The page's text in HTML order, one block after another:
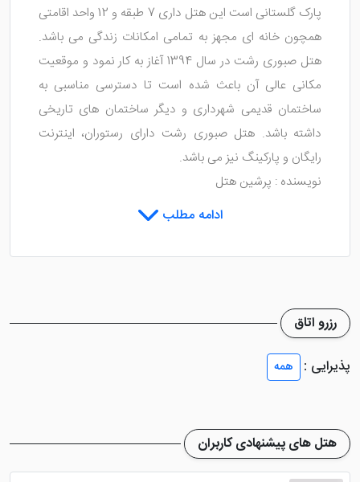
پارک گلستانی است این هتل داری 7 طبقه و 12 واحد اقامتی
همچون خانه ای مجهز به تمامی امکانات زندگی می باشد.
هتل صبوری رشت در سال 1394 آغاز به کار نمود و موقعیت
مکانی عالی آن باعث شده است تا دسترسی مناسبی به
ساختمان قدیمی شهرداری و دیگر ساختمان های تاریخی
داشته باشد. هتل صبوری رشت دارای رستوران، اینترنت
رایگان و پارکینگ نیز می باشد.
نویسنده : پرشین هتل
ادامه مطلب
رزرو اتاق
پذیرایی :
همه
هتل های پیشنهادی کاربران